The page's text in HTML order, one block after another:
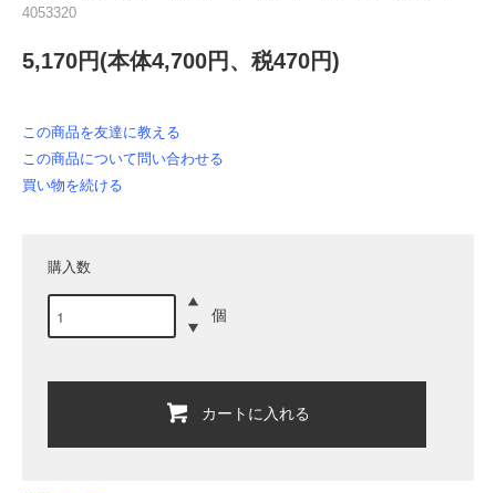
4053320
5,170円(本体4,700円、税470円)
この商品を友達に教える
この商品について問い合わせる
買い物を続ける
購入数
個
カートに入れる